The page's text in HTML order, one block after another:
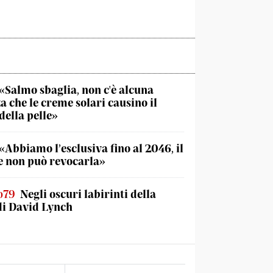
sbaglia, non c'è alcuna
che le creme solari causino il
pelle»
l’esclusiva fino al 2046, il
non può revocarla»
Negli oscuri labirinti della
David Lynch